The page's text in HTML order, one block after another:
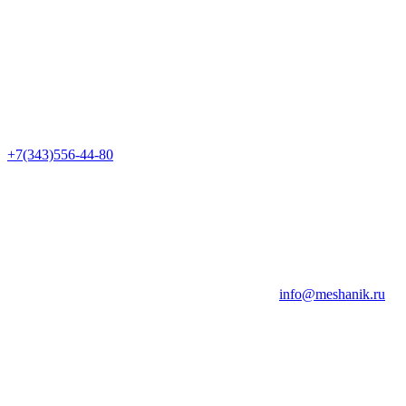
+7(343)556-44-80
info@meshanik.ru